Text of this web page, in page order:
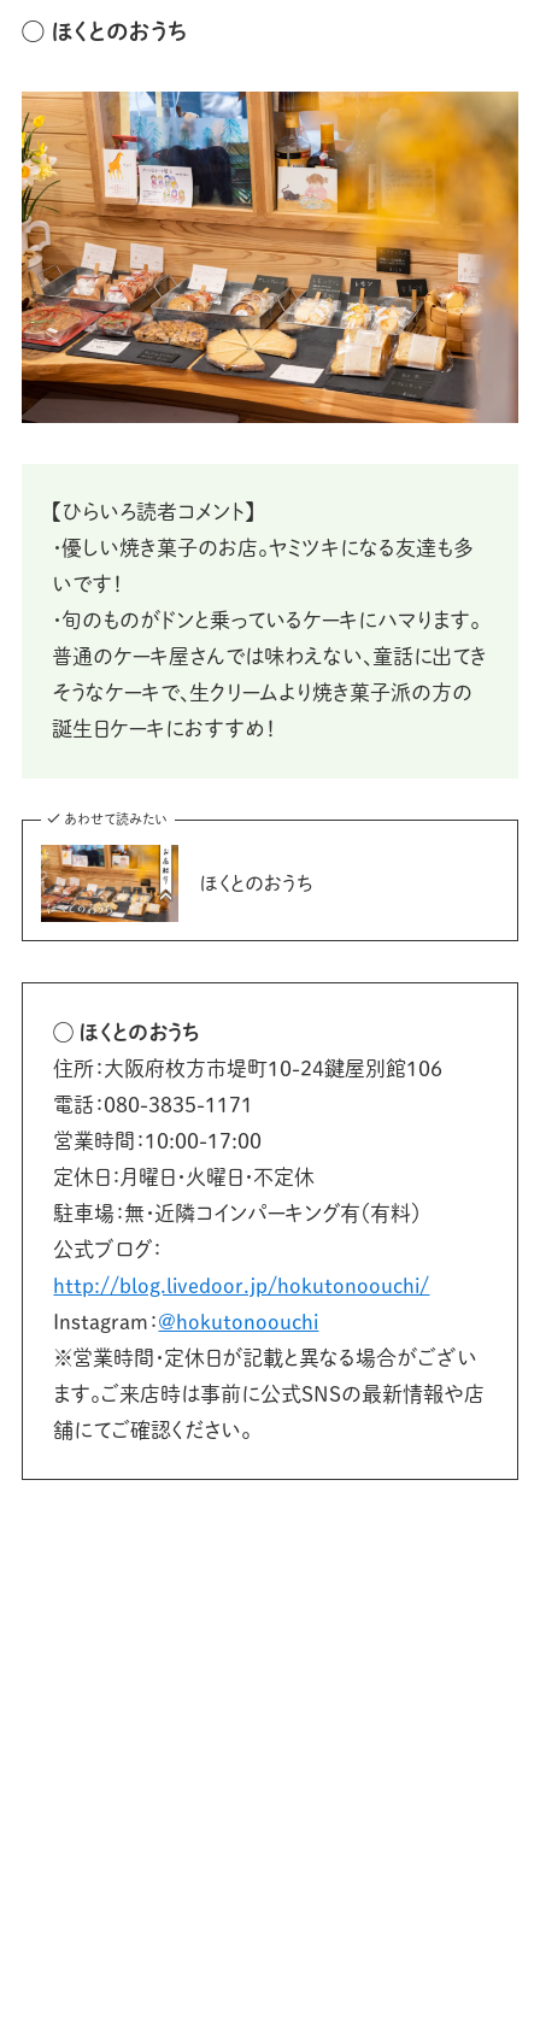
◯ ほくとのおうち
【ひらいろ読者コメント】
・優しい焼き菓子のお店。ヤミツキになる友達も多
いです！
・旬のものがドンと乗っているケーキにハマります。
普通のケーキ屋さんでは味わえない、童話に出てき
そうなケーキで、生クリームより焼き菓子派の方の
誕生日ケーキにおすすめ！
あわせて読みたい
ほくとのおうち
◯ ほくとのおうち
住所：大阪府枚方市堤町10-24鍵屋別館106
電話：080-3835-1171
営業時間：10:00-17:00
定休日：月曜日・火曜日・不定休
駐車場：無・近隣コインパーキング有（有料）
公式ブログ：
http://blog.livedoor.jp/hokutonoouchi/
Instagram：@hokutonoouchi
※営業時間・定休日が記載と異なる場合がござい
ます。ご来店時は事前に公式SNSの最新情報や店
舗にてご確認ください。